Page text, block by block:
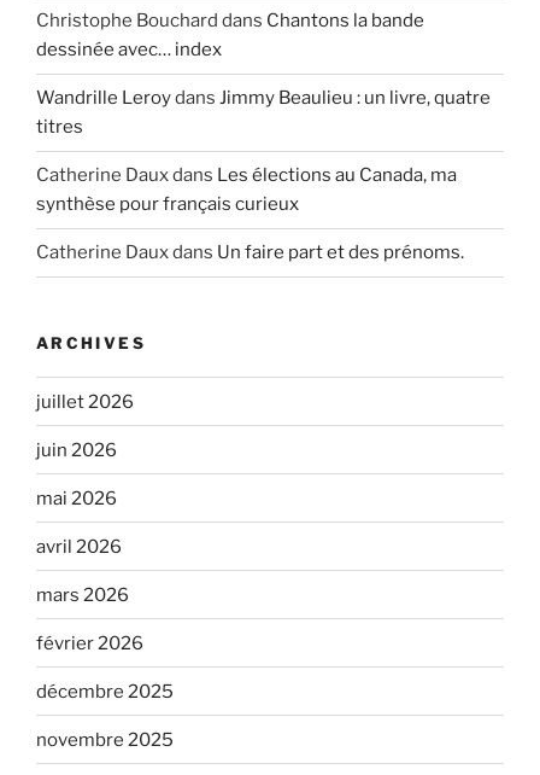
Christophe Bouchard dans Chantons la bande
dessinée avec… index
Wandrille Leroydans Jimmy Beaulieu : un livre, quatre
titres
Catherine Dauxdans Les élections au Canada, ma
synthèse pour français curieux
Catherine Dauxdans Un faire part et des prénoms.
ARCHIVES
juillet 2026
juin 2026
mai 2026
avril 2026
mars 2026
février 2026
décembre 2025
novembre 2025